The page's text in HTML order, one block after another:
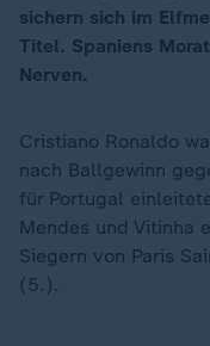
sichern sich im
Titel. Spaniens
Nerven.
Cristiano Ronaldo
nach Ballgewinn
für Portugal
Mendes und Vitinha
Siegern von Paris
(5.).